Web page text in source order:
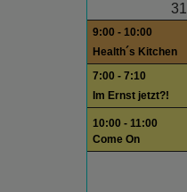
31
9:00 - 10:00
Health´s Kitchen
7:00 - 7:10
Im Ernst jetzt?!
10:00 - 11:00
Come On